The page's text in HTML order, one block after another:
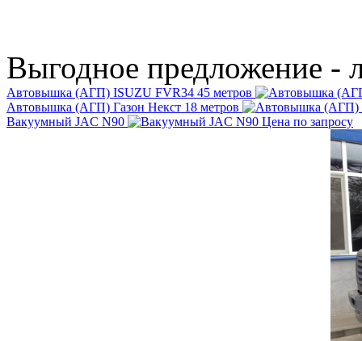
Выгодное предложение -
Автовышка (АГП) ISUZU FVR34 45 метров
Автовышка (АГП) Газон Некст 18 метров
Вакуумный JAC N90
Цена по запросу